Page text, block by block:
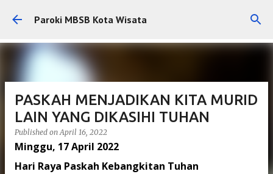
Skip to main content
Paroki MBSB Kota Wisata
PASKAH MENJADIKAN KITA MURID
LAIN YANG DIKASIHI TUHAN
Published onApril 16, 2022
​Minggu, 17 April 2022
Hari Raya Paskah Kebangkitan Tuhan